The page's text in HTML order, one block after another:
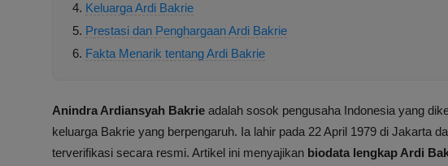
Keluarga Ardi Bakrie
Prestasi dan Penghargaan Ardi Bakrie
Fakta Menarik tentang Ardi Bakrie
Anindra Ardiansyah Bakrie adalah sosok pengusaha Indonesia yang
keluarga Bakrie yang berpengaruh. Ia lahir pada 22 April 1979 di Jakarta
terverifikasi secara resmi. Artikel ini menyajikan biodata lengkap Ardi